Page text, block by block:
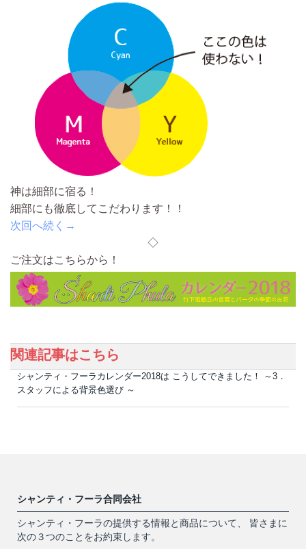
神は細部に宿る！
細部にも徹底してこだわります！！
次回へ続く→
◇
ご注文はこちらから！
関連記事はこちら
シャンティ・フーラカレンダー2018は こうしてできました！ ～3．
スタッフによる背景色選び ～
シャンティ・フーラ合同会社
シャンティ・フーラの提供する情報と商品について、 皆さまに
次の３つのことをお約束します。